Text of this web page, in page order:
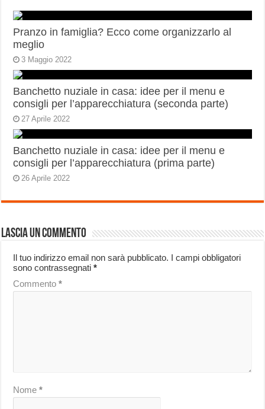
Pranzo in famiglia? Ecco come organizzarlo al
meglio
3 Maggio 2022
Banchetto nuziale in casa: idee per il menu e
consigli per l’apparecchiatura (seconda parte)
27 Aprile 2022
Banchetto nuziale in casa: idee per il menu e
consigli per l’apparecchiatura (prima parte)
26 Aprile 2022
Lascia un commento
Il tuo indirizzo email non sarà pubblicato. I campi obbligatori
sono contrassegnati*
Commento*
Nome*